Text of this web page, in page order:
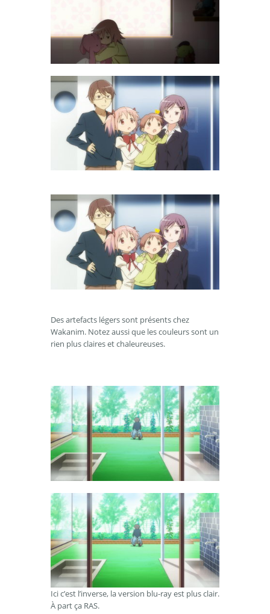
Des artefacts légers sont présents chez
Wakanim. Notez aussi que les couleurs sont un
rien plus claires et chaleureuses.
Ici c’est l’inverse, la version blu-ray est plus clair.
À part ça RAS.